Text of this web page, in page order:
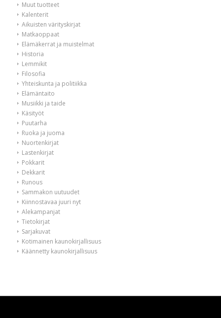
Muut tuotteet
Kalenterit
Aikuisten värityskirjat
Matkaoppaat
Elämäkerrat ja muistelmat
Historia
Lemmikit
Filosofia
Yhteiskunta ja politiikka
Elämäntaito
Musiikki ja taide
Käsityöt
Puutarha
Ruoka ja juoma
Nuortenkirjat
Lastenkirjat
Pokkarit
Dekkarit
Runous
Sammakon uutuudet
Kiinnostavaa juuri nyt
Alekampanjat
Tietokirjat
Sarjakuvat
Kotimainen kaunokirjallisuus
Käännetty kaunokirjallisuus